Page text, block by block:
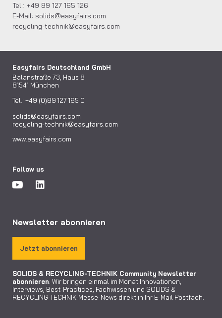
Tel.: +49 89 127 165 126
E-Mail: solids@easyfairs.com
recycling-technik@easyfairs.com
Easyfairs Deutschland GmbH
Balanstraße 73, Haus 8
81541 München
Tel.: +49 (0)89 127 165 0
solids@easyfairs.com
recycling-technik@easyfairs.com
www.easyfairs.com
Follow us
Newsletter abonnieren
Jetzt abonnieren
SOLIDS & RECYCLING-TECHNIK Community Newsletter
abonnieren . Wir bringen einmal im Monat Innovationen,
Interviews, Best-Practices, Fachwissen und SOLIDS &
RECYCLING-TECHNIK-Messe-News direkt in Ihr E-Mail Postfach.